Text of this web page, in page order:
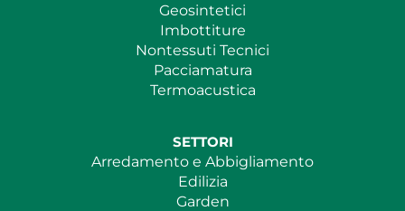
Geosintetici
Imbottiture
Nontessuti Tecnici
Pacciamatura
Termoacustica
SETTORI
Arredamento e Abbigliamento
Edilizia
Garden